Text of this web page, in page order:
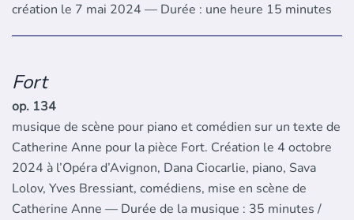
création le 7 mai 2024 — Durée : une heure 15 minutes
Fort
op. 134
musique de scène pour piano et comédien sur un texte de
Catherine Anne pour la pièce Fort. Création le 4 octobre
2024 à l’Opéra d’Avignon, Dana Ciocarlie, piano, Sava
Lolov, Yves Bressiant, comédiens, mise en scène de
Catherine Anne — Durée de la musique : 35 minutes /